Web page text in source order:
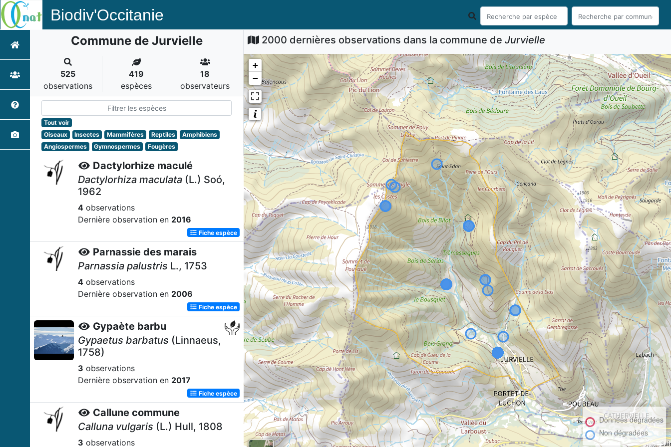
Biodiv'Occitanie
Commune de Jurvielle
525
observations
419
espèces
18
observateurs
Tout voir
Oiseaux
Insectes Mammifères Reptiles
Amphibiens
Angiospermes
Gymnospermes Fougères
Dactylorhize maculé
Dactylorhiza maculata (L.) Soó,
1962
4 observations
Dernière observation en 2016
Fiche espèce
Parnassie des marais
Parnassia palustris L., 1753
4 observations
Dernière observation en 2006
Fiche espèce
Gypaète barbu
Gypaetus barbatus (Linnaeus,
1758)
3 observations
Dernière observation en 2017
Fiche espèce
Callune commune
Calluna vulgaris (L.) Hull, 1808
3 observations
2000 dernières observations dans la commune de Jurvielle
+
−
Données dégradées
Non dégradées